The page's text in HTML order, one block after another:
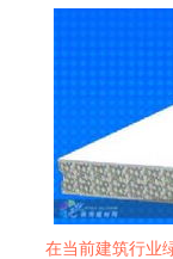
在当前建筑行业